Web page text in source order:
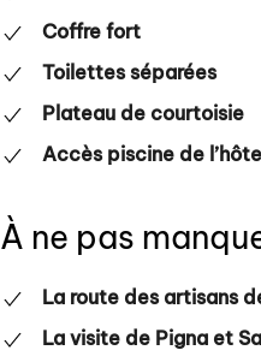
Coffre fort
Toilettes séparées
Plateau de courtoisie
Accès piscine de
À ne pas
La route des artisans
La visite de Pigna et